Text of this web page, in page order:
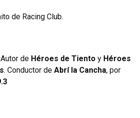
de Racing Club.
de Héroes de Tiento y Héroes
. Conductor de Abrí la Cancha, por